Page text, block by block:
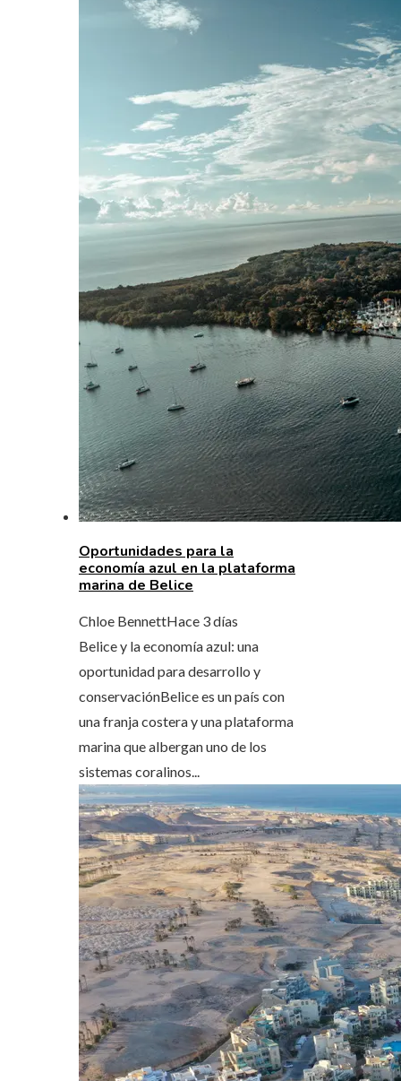
Oportunidades para la
economía azul en la plataforma
marina de Belice
Chloe BennettHace 3 días
Belice y la economía azul: una
oportunidad para desarrollo y
conservaciónBelice es un país con
una franja costera y una plataforma
marina que albergan uno de los
sistemas coralinos...